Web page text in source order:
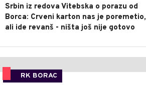
Srbin iz redova Vitebska o porazu od
Borca: Crveni karton nas je poremetio,
ali ide revanš - ništa još nije gotovo
RK BORAC